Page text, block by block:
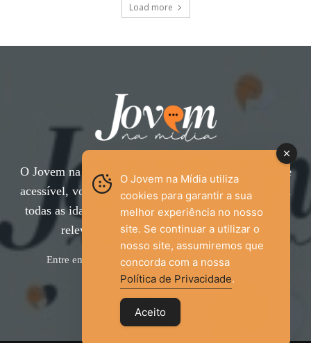
Load more
O Jovem na Mídia é um portal de notícias dinâmico e
acessível, voltado para o público jovem, mas aberto a
todas as idades. Nossa proposta é trazer informação
relevante com um olhar diferenciado.
Entre em contato:jovemnamidia2017@gmail.com
O Jovem na Mídia utiliza
cookies para garantir a sua
melhor experiência no nosso
site. Se continuar a utilizar o
nosso site, assumiremos que
concorda com a nossa
Política de Privacidade.
Aceito